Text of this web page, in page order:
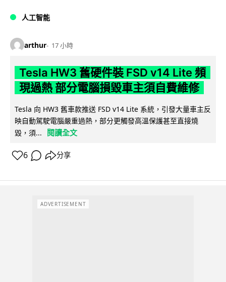
人工智能
arthur 17 小時
Tesla HW3 舊硬件裝 FSD v14 Lite 頻
現過熱 部分電腦損毀車主須自費維修
Tesla 向 HW3 舊車款推送 FSD v14 Lite 系統，引發大量車主反
映自動駕駛電腦嚴重過熱，部分更觸發高溫保護甚至直接燒
毀，須...
閱讀全文
6 分享
ADVERTISEMENT